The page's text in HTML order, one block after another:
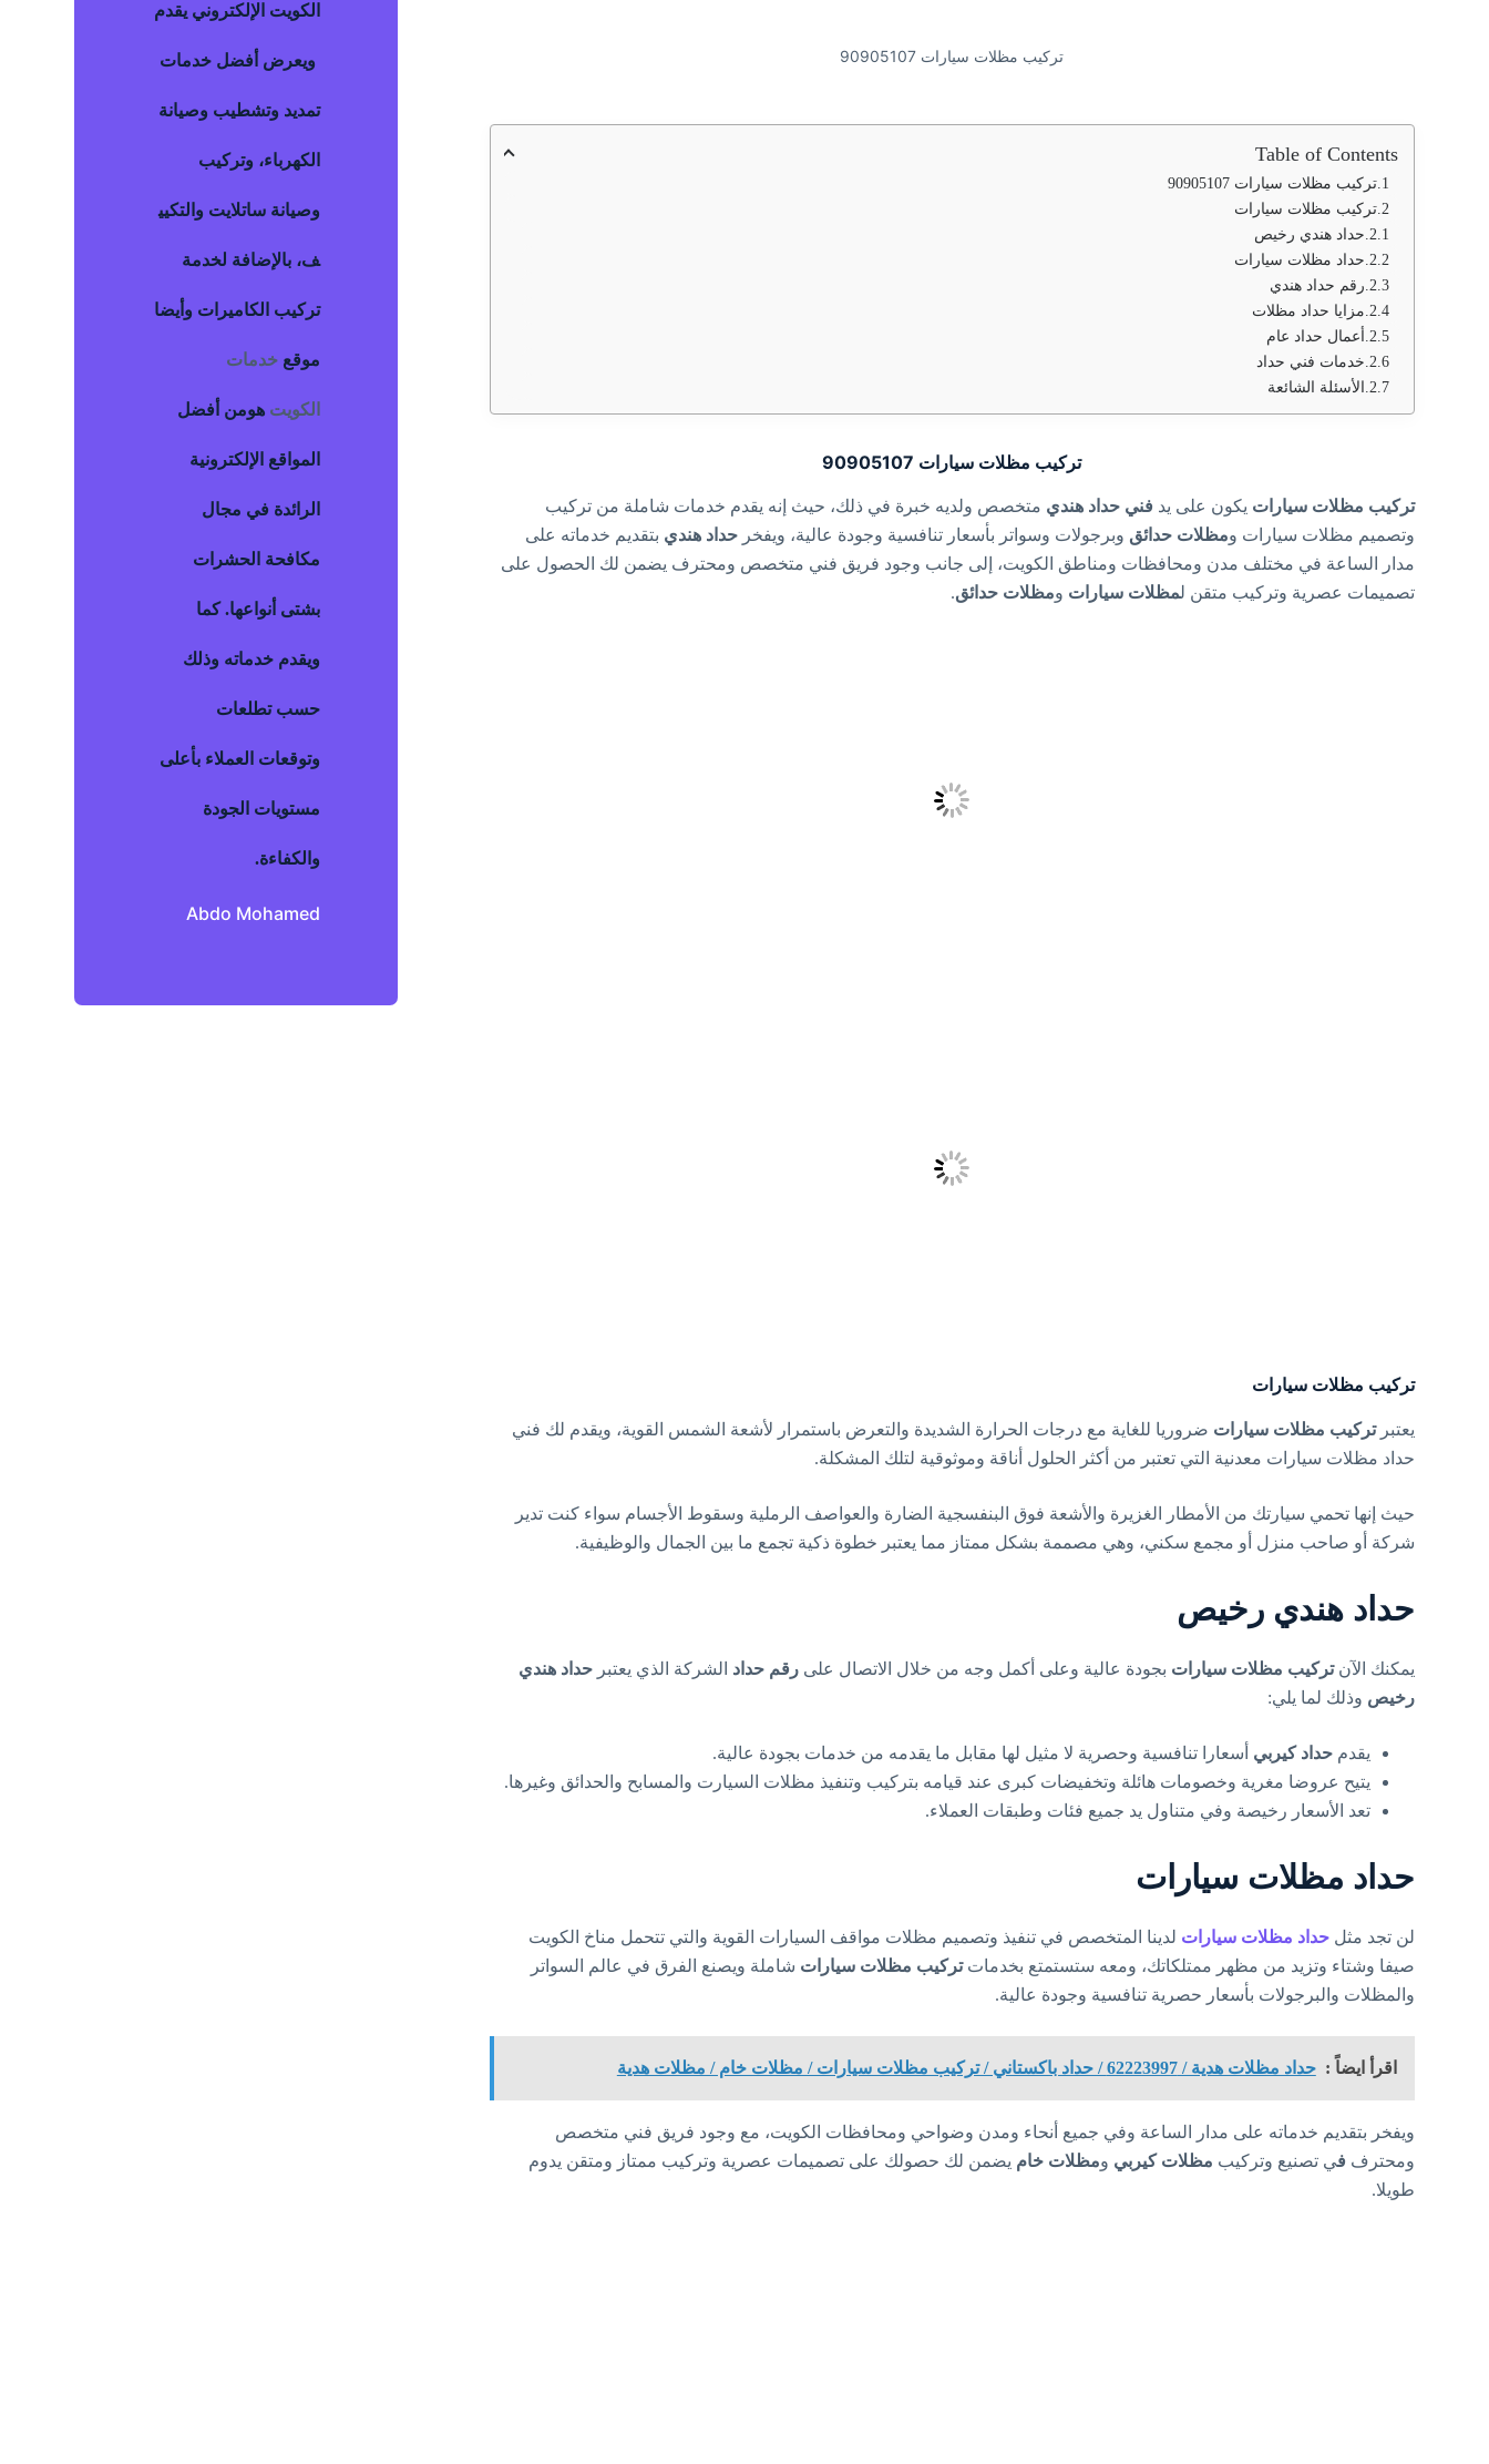
تركيب مظلات سيارات 90905107
Table of Contents
تركيب مظلات سيارات 90905107
تركيب مظلات سيارات
حداد هندي رخيص
حداد مظلات سيارات
رقم حداد هندي
مزايا حداد مظلات
أعمال حداد عام
خدمات فني حداد
الأسئلة الشائعة
تركيب مظلات سيارات 90905107
تركيب مظلات سيارات يكون على يد فني حداد هندي متخصص ولديه خبرة في ذلك، حيث إنه يقدم خدمات شاملة من تركيب
وتصميم مظلات سيارات ومظلات حدائق وبرجولات وسواتر بأسعار تنافسية وجودة عالية، ويفخر حداد هندي بتقديم خدماته على
مدار الساعة في مختلف مدن ومحافظات ومناطق الكويت، إلى جانب وجود فريق فني متخصص ومحترف يضمن لك الحصول على
تصميمات عصرية وتركيب متقن لمظلات سيارات ومظلات حدائق.
تركيب مظلات سيارات
يعتبرتركيب مظلات سيارات ضروريا للغاية مع درجات الحرارة الشديدة والتعرض باستمرار لأشعة الشمس القوية، ويقدم لك فني
حداد مظلات سيارات معدنية التي تعتبر من أكثر الحلول أناقة وموثوقية لتلك المشكلة.
حيث إنها تحمي سيارتك من الأمطار الغزيرة والأشعة فوق البنفسجية الضارة والعواصف الرملية وسقوط الأجسام سواء كنت تدير
شركة أو صاحب منزل أو مجمع سكني، وهي مصممة بشكل ممتاز مما يعتبر خطوة ذكية تجمع ما بين الجمال والوظيفية.
حداد هندي رخيص
يمكنك الآنتركيب مظلات سيارات بجودة عالية وعلى أكمل وجه من خلال الاتصال علىرقم حداد الشركة الذي يعتبرحداد هندي
رخيص وذلك لما يلي:
يقدم حداد كيربي أسعارا تنافسية وحصرية لا مثيل لها مقابل ما يقدمه من خدمات بجودة عالية.
يتيح عروضا مغرية وخصومات هائلة وتخفيضات كبرى عند قيامه بتركيب وتنفيذ مظلات السيارت والمسابح والحدائق وغيرها.
تعد الأسعار رخيصة وفي متناول يد جميع فئات وطبقات العملاء.
حداد مظلات سيارات
لن تجد مثلحداد مظلات سيارات لدينا المتخصص في تنفيذ وتصميم مظلات مواقف السيارات القوية والتي تتحمل مناخ الكويت
صيفا وشتاء وتزيد من مظهر ممتلكاتك، ومعه ستستمتع بخدماتتركيب مظلات سيارات شاملة ويصنع الفرق في عالم السواتر
والمظلات والبرجولات بأسعار حصرية تنافسية وجودة عالية.
اقرأ ايضاً : حداد مظلات هدية / 62223997 / حداد باكستاني / تركيب مظلات سيارات / مظلات خام / مظلات هدية
ويفخر بتقديم خدماته على مدار الساعة وفي جميع أنحاء ومدن وضواحي ومحافظات الكويت، مع وجود فريق فني متخصص
ومحترف في تصنيع وتركيب مظلات كيربي ومظلات خام يضمن لك حصولك على تصميمات عصرية وتركيب ممتاز ومتقن يدوم
طويلا.
الكويت الإلكتروني يقدم
ويعرض أفضل خدمات
تمديد وتشطيب وصيانة
الكهرباء، وتركيب
وصيانة ساتلايت والتكيي
ف، بالإضافة لخدمة
تركيب الكاميرات وأيضا
موقعخدمات
الكويتهومن أفضل
المواقع الإلكترونية
الرائدة في مجال
مكافحة الحشرات
بشتى أنواعها. كما
ويقدم خدماته وذلك
حسب تطلعات
وتوقعات العملاء بأعلى
مستويات الجودة
والكفاءة.
Abdo Mohamed